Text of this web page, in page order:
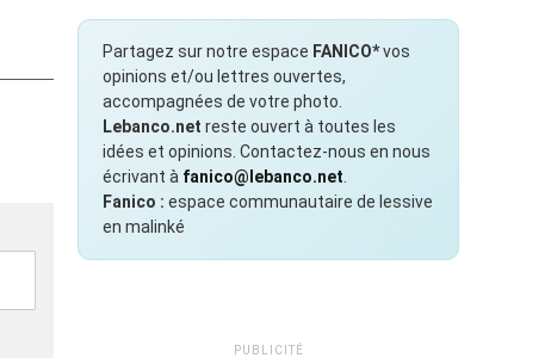
Partagez sur notre espace FANICO*vos
opinions et/ou lettres ouvertes,
accompagnées de votre photo.
Lebanco.net reste ouvert à toutes les
idées et opinions. Contactez-nous en nous
écrivant à fanico@lebanco.net
Fanico : espace communautaire de lessive
en malinké
PUBLICITÉ